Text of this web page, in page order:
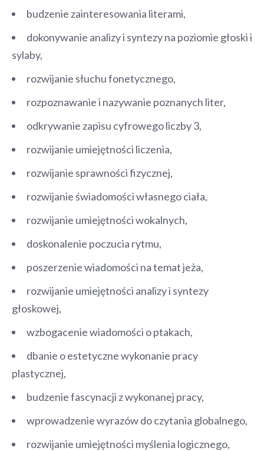
budzenie zainteresowania literami,
dokonywanie analizy i syntezy na poziomie głoski i
sylaby,
rozwijanie słuchu fonetycznego,
rozpoznawanie i nazywanie poznanych liter,
odkrywanie zapisu cyfrowego liczby 3,
rozwijanie umiejętności liczenia,
rozwijanie sprawności fizycznej,
rozwijanie świadomości własnego ciała,
rozwijanie umiejętności wokalnych,
doskonalenie poczucia rytmu,
poszerzenie wiadomości na temat jeża,
rozwijanie umiejętności analizy i syntezy
głoskowej,
wzbogacenie wiadomości o ptakach,
dbanie o estetyczne wykonanie pracy
plastycznej,
budzenie fascynacji z wykonanej pracy,
wprowadzenie wyrazów do czytania globalnego,
rozwijanie umiejętności myślenia logicznego,